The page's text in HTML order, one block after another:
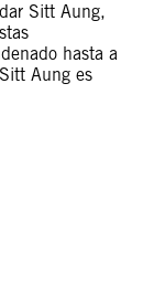
Sitt Aung,
hasta a
Aung es